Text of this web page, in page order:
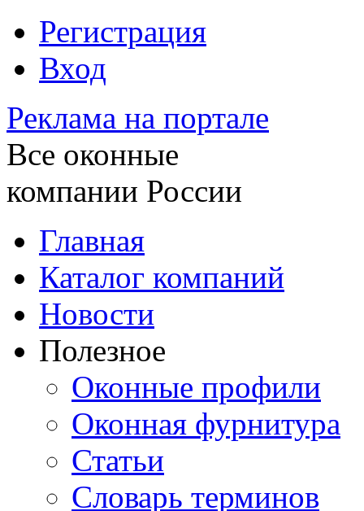
Регистрация
Вход
Реклама на портале
Все оконные
компании России
Главная
Каталог компаний
Новости
Полезное
Оконные профили
Оконная фурнитура
Статьи
Словарь терминов